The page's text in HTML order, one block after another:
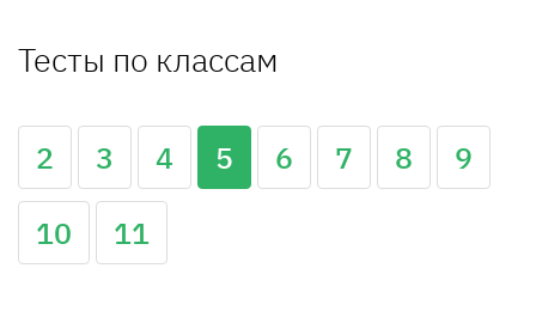
Тесты по классам
2 3 4 5 6 7 8
9
10
11